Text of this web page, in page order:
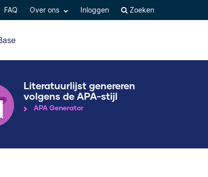
FAQ Over ons Inloggen Zoeken
Literatuurlijst genereren
volgens de APA-stijl
APA Generator